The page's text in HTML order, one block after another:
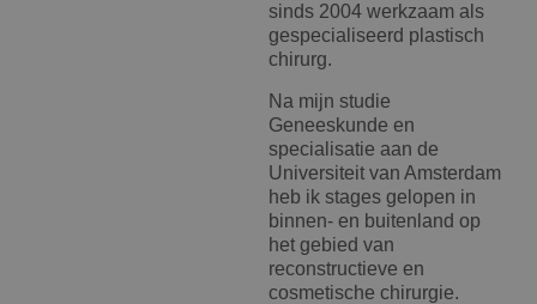
sinds 2004 werkzaam als
gespecialiseerd plastisch
chirurg.
Na mijn studie
Geneeskunde en
specialisatie aan de
Universiteit van Amsterdam
heb ik stages gelopen in
binnen- en buitenland op
het gebied van
reconstructieve en
cosmetische chirurgie.